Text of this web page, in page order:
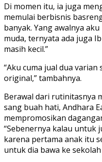
Di momen itu, ia juga
memulai berbisnis
banyak. Yang awalnya
muda, ternyata ada juga
masih kecil.”
“Aku cuma jual dua varian
original,” tambahnya.
Berawal dari rutinitasnya
sang buah hati, Andhara
mempromosikan
“Sebenernya kalau untuk
karena pertama anak itu
untuk dia bawa ke